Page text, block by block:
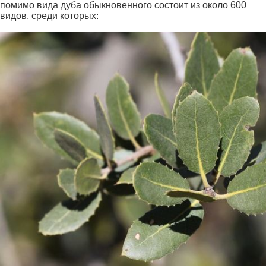
помимо вида дуба обыкновенного состоит из около 600
видов, среди которых: